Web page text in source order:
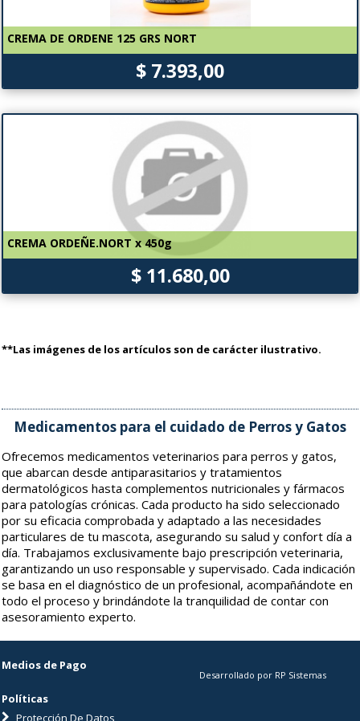
CREMA DE ORDENE 125 GRS NORT
$ 7.393,00
CREMA ORDEÑE.NORT x 450g
$ 11.680,00
**Las imágenes de los artículos son de carácter ilustrativo.
Medicamentos para el cuidado de Perros y Gatos
Ofrecemos medicamentos veterinarios para perros y gatos,
que abarcan desde antiparasitarios y tratamientos
dermatológicos hasta complementos nutricionales y fármacos
para patologías crónicas. Cada producto ha sido seleccionado
por su eficacia comprobada y adaptado a las necesidades
particulares de tu mascota, asegurando su salud y confort día a
día. Trabajamos exclusivamente bajo prescripción veterinaria,
garantizando un uso responsable y supervisado. Cada indicación
se basa en el diagnóstico de un profesional, acompañándote en
todo el proceso y brindándote la tranquilidad de contar con
asesoramiento experto.
Medios de Pago
Políticas
Protección De Datos
Desarrollado por RP Sistemas